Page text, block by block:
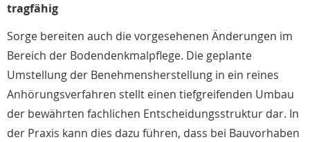
tragfähig
Sorge bereiten auch die vorgesehenen Änderungen im
Bereich der Bodendenkmalpflege. Die geplante
Umstellung der Benehmensherstellung in ein reines
Anhörungsverfahren stellt einen tiefgreifenden Umbau
der bewährten fachlichen Entscheidungsstruktur dar. In
der Praxis kann dies dazu führen, dass bei Bauvorhaben